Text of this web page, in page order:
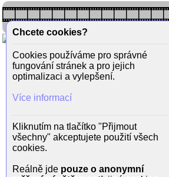
Chcete cookies?
Cookies používáme pro správné
fungování stránek a pro jejich
optimalizaci a vylepšení.
Více informací
Kliknutím na tlačítko "Přijmout
všechny" akceptujete použití všech
cookies.
Reálně jde pouze o anonymní